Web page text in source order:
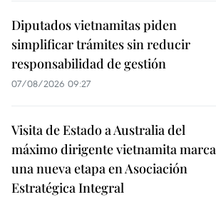
Diputados vietnamitas piden
simplificar trámites sin reducir
responsabilidad de gestión
07/08/2026 09:27
Visita de Estado a Australia del
máximo dirigente vietnamita marca
una nueva etapa en Asociación
Estratégica Integral